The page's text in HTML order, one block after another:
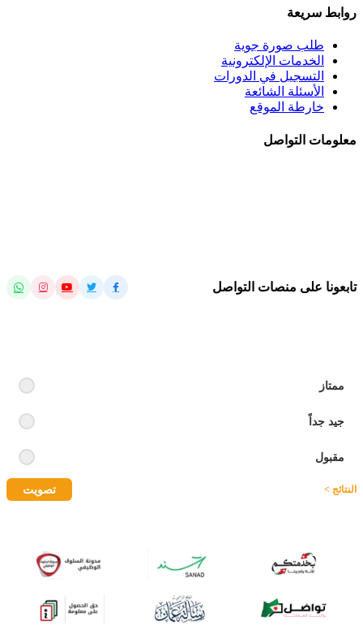
روابط سريعة
طلب صورة جوية
الخدمات الإلكترونية
التسجيل في الدورات
الأسئلة الشائعة
خارطة الموقع
معلومات التواصل
تابعونا على منصات التواصل
ممتاز
جيد جداً
مقبول
تصويت النتائج >